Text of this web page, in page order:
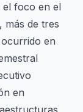
el foco en el
más de tres
en
en